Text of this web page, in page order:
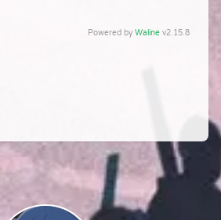
Powered by Waline v2.15.8